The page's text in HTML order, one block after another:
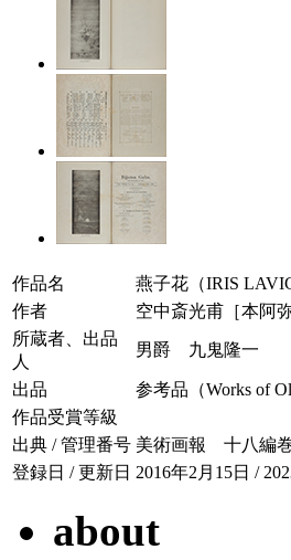
作品名
燕子花（IRIS
作者
空中斎光甫［本阿
所蔵者、出品
人
男爵 九鬼隆一
出品
参考品（Works of
作品受賞等級
出典 / 管理番号 美術画報 十八編巻
登録日 / 更新日 2016年2月15日 /
about